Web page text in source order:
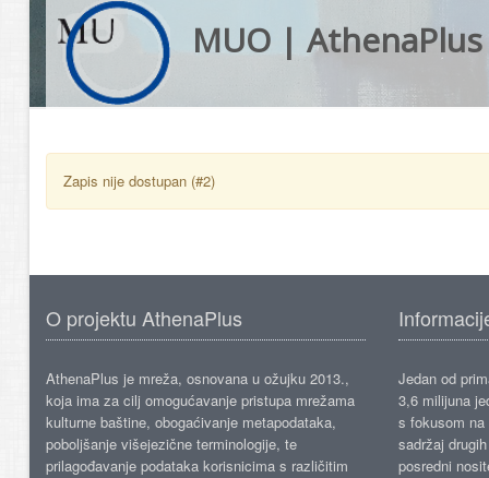
MUO | AthenaPlus
Zapis nije dostupan (#2)
O projektu AthenaPlus
AthenaPlus je mreža, osnovana u ožujku 2013.,
koja ima za cilj omogućavanje pristupa mrežama
kulturne baštine, obogaćivanje metapodataka,
poboljšanje višejezične terminologije, te
prilagođavanje podataka korisnicima s različitim
Jedan od
3,6 milijuna
s fokusom
sadržaj
posredni